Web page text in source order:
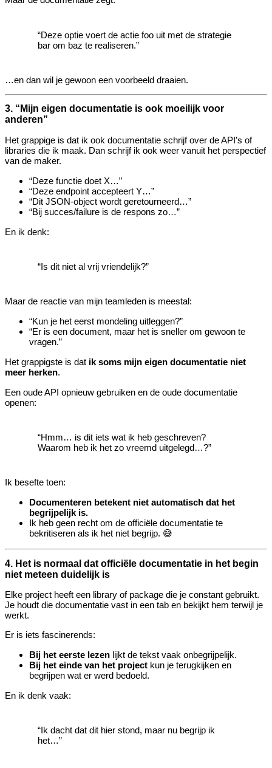
“Deze optie voert de actie foo uit met de strategie
bar om baz te realiseren.”
…en dan wil je gewoon een voorbeeld draaien.
3. “Mijn eigen documentatie is ook moeilijk voor
anderen”
Het grappige is dat ik ook documentatie schrijf over de API’s of
libraries die ik maak. Dan schrijf ik ook weer vanuit het perspectief
van de maker.
“Deze functie doet X…”
“Deze endpoint accepteert Y…”
“Dit JSON‑object wordt geretourneerd…”
“Bij succes/failure is de respons zo…”
En ik denk:
“Is dit niet al vrij vriendelijk?”
Maar de reactie van mijn teamleden is meestal:
“Kun je het eerst mondeling uitleggen?”
“Er is een document, maar het is sneller om gewoon te
vragen.”
Het grappigste is dat ik soms mijn eigen documentatie niet
meer herken.
Een oude API opnieuw gebruiken en de oude documentatie
openen:
“Hmm… is dit iets wat ik heb geschreven?
Waarom heb ik het zo vreemd uitgelegd…?”
Ik besefte toen:
Documenteren betekent niet automatisch dat het
begrijpelijk is.
Ik heb geen recht om de officiële documentatie te
bekritiseren als ik het niet begrijp. 😅
4. Het is normaal dat officiële documentatie in het begin
niet meteen duidelijk is
Elke project heeft een library of package die je constant gebruikt.
Je houdt die documentatie vast in een tab en bekijkt hem terwijl je
werkt.
Er is iets fascinerends:
Bij het eerste lezen lijkt de tekst vaak onbegrijpelijk.
Bij het einde van het project kun je terugkijken en
begrijpen wat er werd bedoeld.
En ik denk vaak:
“Ik dacht dat dit hier stond, maar nu begrijp ik
het…”